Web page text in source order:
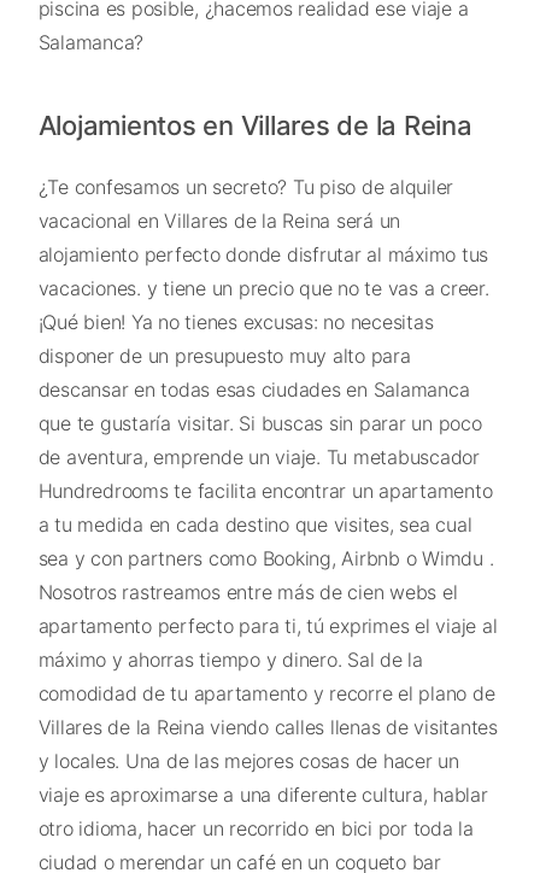
piscina es posible, ¿hacemos realidad ese viaje a
Salamanca?
Alojamientos en Villares de la Reina
¿Te confesamos un secreto? Tu piso de alquiler
vacacional en Villares de la Reina será un
alojamiento perfecto donde disfrutar al máximo tus
vacaciones. y tiene un precio que no te vas a creer.
¡Qué bien! Ya no tienes excusas: no necesitas
disponer de un presupuesto muy alto para
descansar en todas esas ciudades en Salamanca
que te gustaría visitar. Si buscas sin parar un poco
de aventura, emprende un viaje. Tu metabuscador
Hundredrooms te facilita encontrar un apartamento
a tu medida en cada destino que visites, sea cual
sea y con partners como Booking, Airbnb o Wimdu .
Nosotros rastreamos entre más de cien webs el
apartamento perfecto para ti, tú exprimes el viaje al
máximo y ahorras tiempo y dinero. Sal de la
comodidad de tu apartamento y recorre el plano de
Villares de la Reina viendo calles llenas de visitantes
y locales. Una de las mejores cosas de hacer un
viaje es aproximarse a una diferente cultura, hablar
otro idioma, hacer un recorrido en bici por toda la
ciudad o merendar un café en un coqueto bar